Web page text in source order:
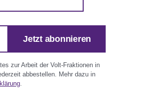
Jetzt abonnieren
zur Arbeit der Volt-Fraktionen in
abbestellen. Mehr dazu in
.